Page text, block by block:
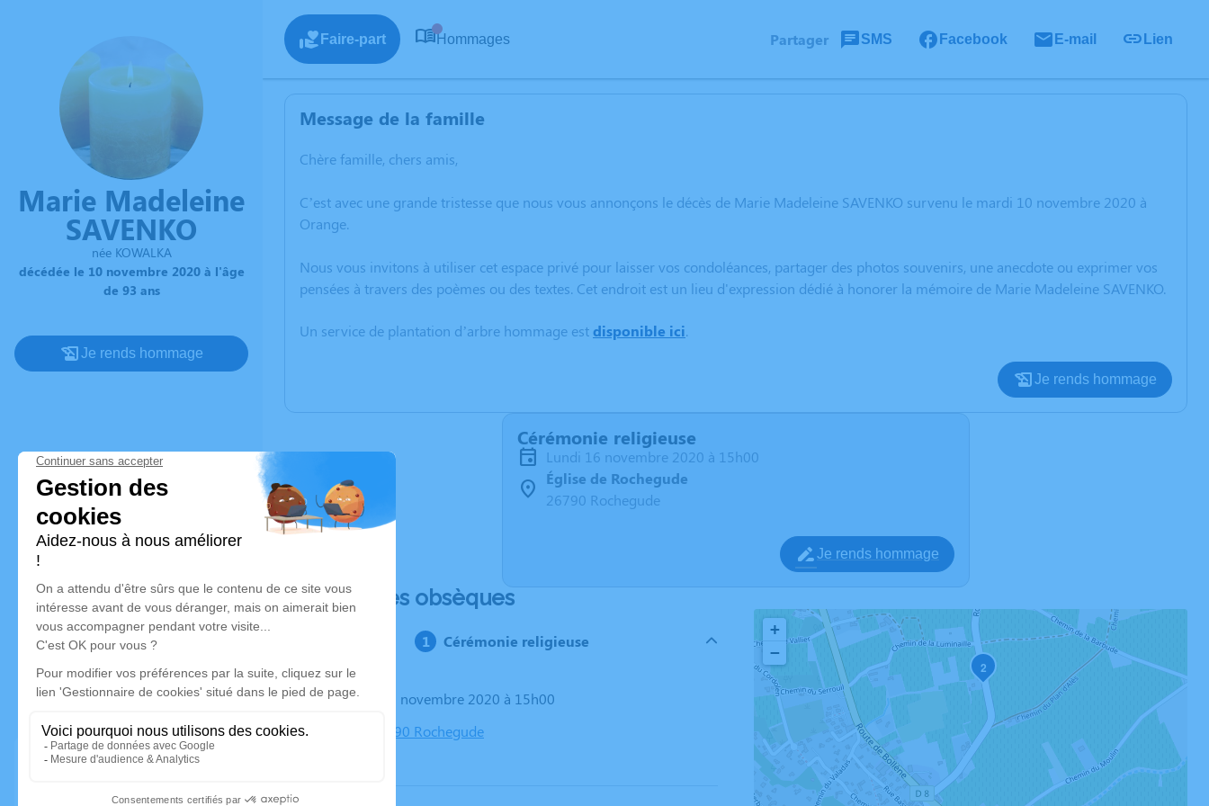
Marie Madeleine
SAVENKO
née KOWALKA
décédée le 10 novembre 2020 à l'âge
de 93 ans
Je rends hommage
Faire-part Hommages Partager SMS Facebook E-mail Lien
Message de la famille
Chère famille, chers amis,
C’est avec une grande tristesse que nous vous annonçons le décès de Marie Madeleine SAVENKO survenu le mardi 10 novembre 2020 à
Orange.
Nous vous invitons à utiliser cet espace privé pour laisser vos condoléances, partager des photos souvenirs, une anecdote ou exprimer vos
pensées à travers des poèmes ou des textes. Cet endroit est un lieu d'expression dédié à honorer la mémoire de Marie Madeleine SAVENKO.
Un service de plantation d’arbre hommage estdisponible ici.
Je rends hommage
Cérémonie religieuse
lundi 16 novembre 2020 à 15h00
Église de Rochegude
26790 Rochegude
Je rends hommage
Déroulé des obsèques
Cérémonie religieuse
Le lundi 16 novembre 2020 à 15h00
Église, 26790 Rochegude
2
+
−